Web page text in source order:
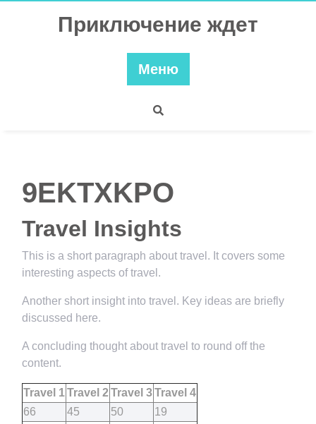
Приключение ждет
Меню
9EKTXKPO
Travel Insights
This is a short paragraph about travel. It covers some
interesting aspects of travel.
Another short insight into travel. Key ideas are briefly
discussed here.
A concluding thought about travel to round off the
content.
Travel 1Travel 2 Travel 3Travel 4
66
45 50
19